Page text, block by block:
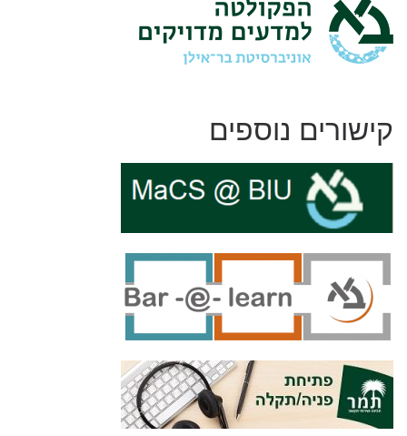
קישורים נוספים